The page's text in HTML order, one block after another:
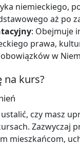
niemieckiego,
aż po
: Obejmuje
prawa,
w
na kurs?
czy masz
Zazwyczaj
mieszkańcom,